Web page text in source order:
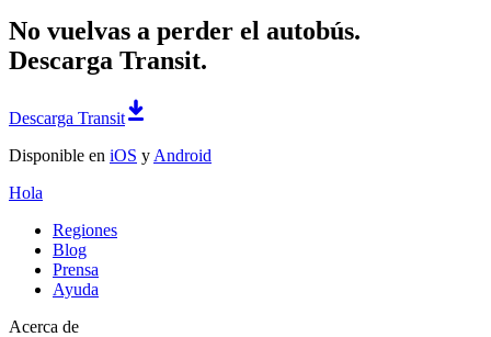
No vuelvas a perder el autobús.
Descarga Transit.
Descarga Transit
Disponible en iOS y Android
Hola
Regiones
Blog
Prensa
Ayuda
Acerca de